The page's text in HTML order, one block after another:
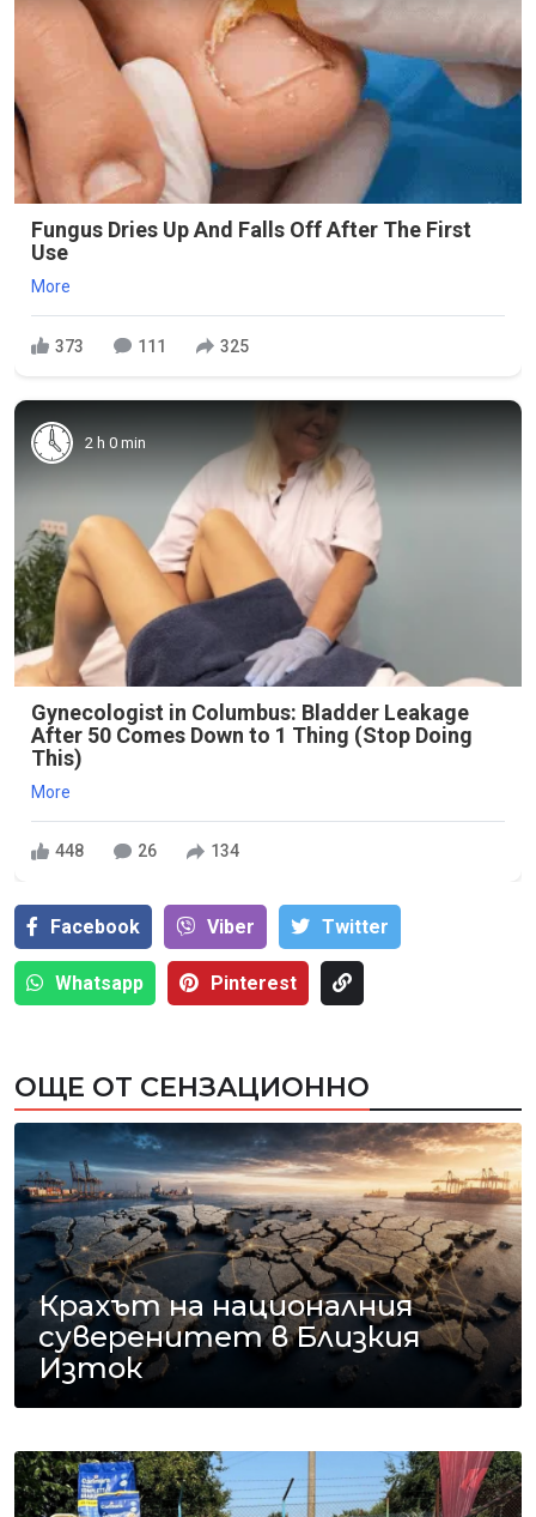
Fungus Dries Up And Falls Off After The First
Use
More
373 111 325
2 h 0 min
Gynecologist in Columbus: Bladder Leakage
After 50 Comes Down to 1 Thing (Stop Doing
This)
More
448 26 134
Facebook Viber Тwitter
Whatsapp Pinterest
ОЩЕ ОТ СЕНЗАЦИОННО
Крахът на националния
суверенитет в Близкия
Изток